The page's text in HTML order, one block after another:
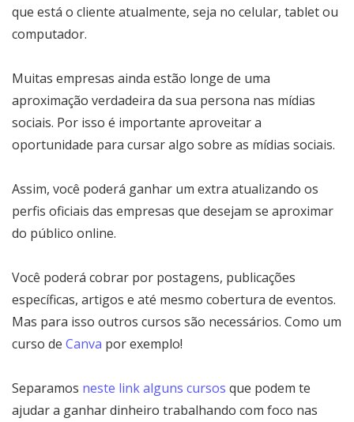
que está o cliente atualmente, seja no celular, tablet ou
computador.
Muitas empresas ainda estão longe de uma
aproximação verdadeira da sua persona nas mídias
sociais. Por isso é importante aproveitar a
oportunidade para cursar algo sobre as mídias sociais.
Assim, você poderá ganhar um extra atualizando os
perfis oficiais das empresas que desejam se aproximar
do público online.
Você poderá cobrar por postagens, publicações
específicas, artigos e até mesmo cobertura de eventos.
Mas para isso outros cursos são necessários. Como um
curso de Canva por exemplo!
Separamos neste link alguns cursos que podem te
ajudar a ganhar dinheiro trabalhando com foco nas